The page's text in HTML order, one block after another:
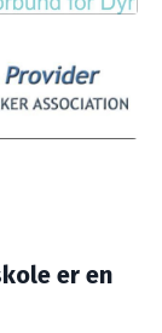
er en